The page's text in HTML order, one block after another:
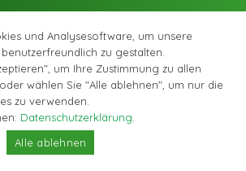
FacebookInstagram
Bremgarten, alle Rechte vorbehalten |
|Webagentur GABRIEL DESIGN
und Analysesoftware, um unsere
zu gestalten.
um Ihre Zustimmung zu allen
wählen Sie "Alle ablehnen", um nur die
zu verwenden.
Datenschutzerklärung
Alle ablehnen